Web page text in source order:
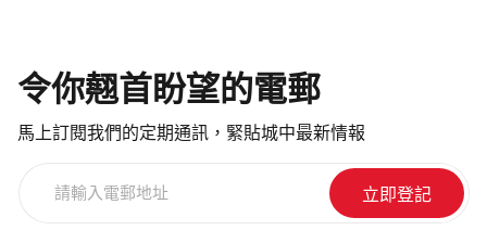
令你翹首盼望的電郵
馬上訂閱我們的定期通訊，緊貼城中最新情報